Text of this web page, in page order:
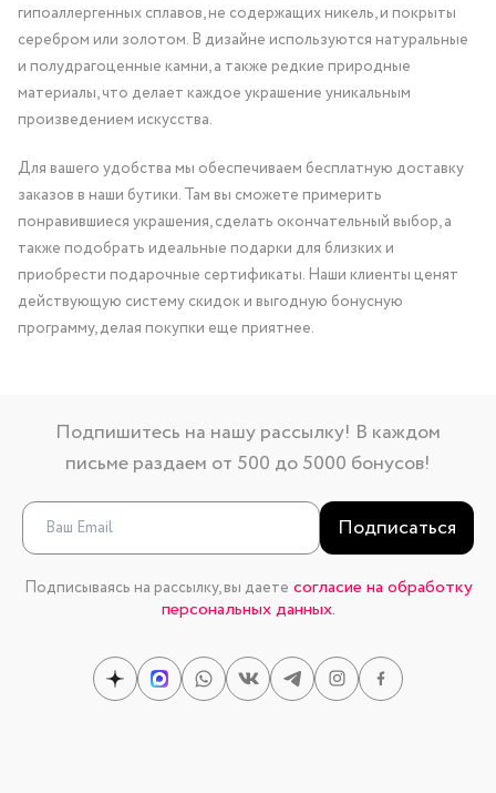
гипоаллергенных сплавов, не содержащих никель, и покрыты
серебром или золотом. В дизайне используются натуральные
и полудрагоценные камни, а также редкие природные
материалы, что делает каждое украшение уникальным
произведением искусства.
Для вашего удобства мы обеспечиваем бесплатную доставку
заказов в наши бутики. Там вы сможете примерить
понравившиеся украшения, сделать окончательный выбор, а
также подобрать идеальные подарки для близких и
приобрести подарочные сертификаты. Наши клиенты ценят
действующую систему скидок и выгодную бонусную
программу, делая покупки еще приятнее.
Подпишитесь на нашу рассылку! В каждом
письме раздаем от 500 до 5000 бонусов!
Подписаться
Подписываясь на рассылку, вы даете согласие на обработку
персональных данных.